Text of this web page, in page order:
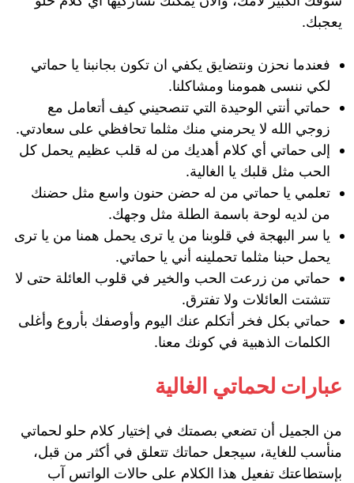
يعجبك.
فعندما نحزن ونتضايق يكفي ان تكون بجانبنا يا حماتي
لكي ننسى همومنا ومشاكلنا.
حماتي أنتي الوحيدة التي تنصحيني كيف أتعامل مع
زوجي الله لا يحرمني منك مثلما تحافظي على سعادتي.
إلى حماتي أي كلام أهديك من له قلب عظيم يحمل كل
الحب مثل قلبك يا الغالية.
تعلمي يا حماتي من له حضن حنون واسع مثل حضنك
من لديه لوحة باسمة الطلة مثل وجهك.
يا سر البهجة في قلوبنا من يا ترى يحمل همنا من يا ترى
يحمل حبنا مثلما تحملينه أني يا حماتي.
حماتي من زرعت الحب والخير في قلوب العائلة حتى لا
تتشتت العائلات ولا تفترق.
حماتي بكل فخر أتكلم عنك اليوم وأوصفك بأروع وأغلى
الكلمات الذهبية في كونك معنا.
عبارات لحماتي الغالية
من الجميل أن تضعي بصمتك في إختيار كلام حلو لحماتي
منأسب للغاية، سيجعل حماتك تتعلق في أكثر من قبل،
بإستطاعتك تفعيل هذا الكلام على حالات الواتس آب